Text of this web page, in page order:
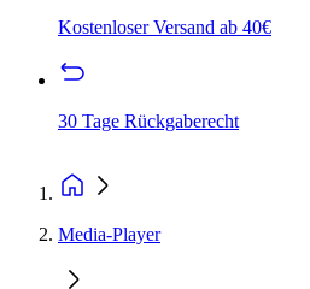
Kostenloser Versand ab 40€
30 Tage Rückgaberecht
Media-Player